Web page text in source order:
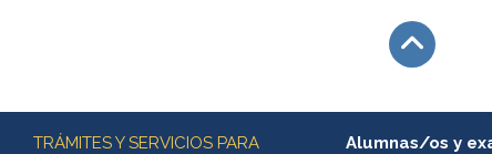
Más información
TRÁMITES Y SERVICIOS PARA Alumnas/os y